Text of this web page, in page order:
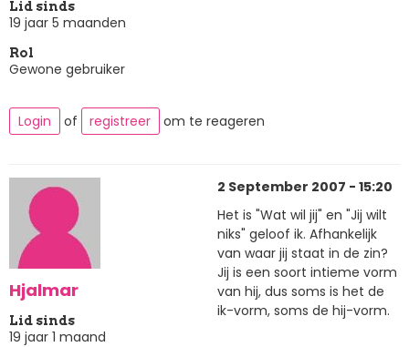
Lid sinds
19 jaar 5 maanden
Rol
Gewone gebruiker
Login of registreer om te reageren
Hjalmar
Lid sinds
19 jaar 1 maand
2 September 2007 - 15:20
Het is "Wat wil jij" en "Jij wilt
niks" geloof ik. Afhankelijk
van waar jij staat in de zin?
Jij is een soort intieme vorm
van hij, dus soms is het de
ik-vorm, soms de hij-vorm.